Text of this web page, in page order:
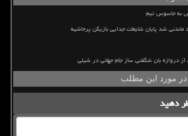
به جاسوس تیم
شد پایان شایعات جدایی بازیکن پرحاشیه
دروازه بان شگفتی ساز جام جهانی در شیلی
در مورد این مطلب
دهید